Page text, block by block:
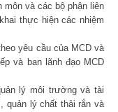
và các bộ phận liên
thực hiện các nhiệm
yêu cầu của MCD và
và ban lãnh đạo MCD
lý môi trường và tài
quản lý chất thải rắn và